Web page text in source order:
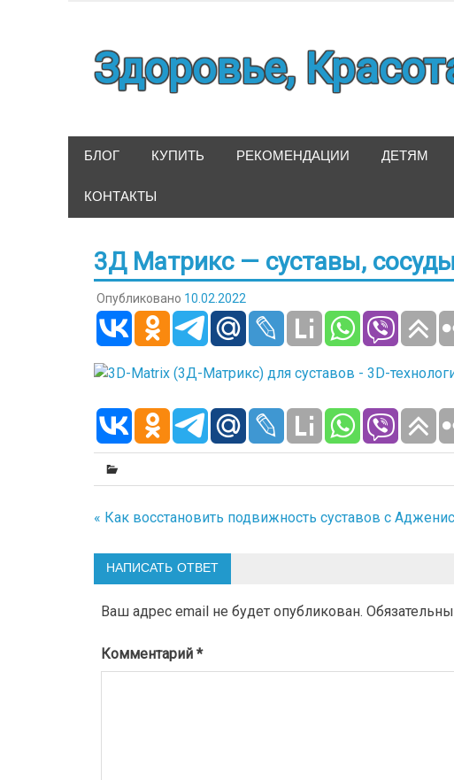
Здоровье,
БЛОГ КУПИТЬ РЕКОМЕНДАЦИИ ДЕТЯМ
КОНТАКТЫ
3Д Матрикс — суставы,
Опубликовано 10.02.2022
Навигация
по
записям
« Как восстановить подвижность суставов с Адженис
НАПИСАТЬ ОТВЕТ
Ваш адрес email не будет опубликован.
Комментарий *